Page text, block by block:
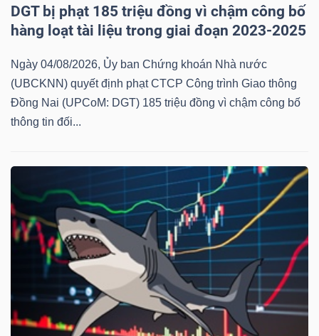
DGT bị phạt 185 triệu đồng vì chậm công bố
hàng loạt tài liệu trong giai đoạn 2023-2025
Ngày 04/08/2026, Ủy ban Chứng khoán Nhà nước
(UBCKNN) quyết định phạt CTCP Công trình Giao thông
Đồng Nai (UPCoM: DGT) 185 triệu đồng vì chậm công bố
thông tin đối...